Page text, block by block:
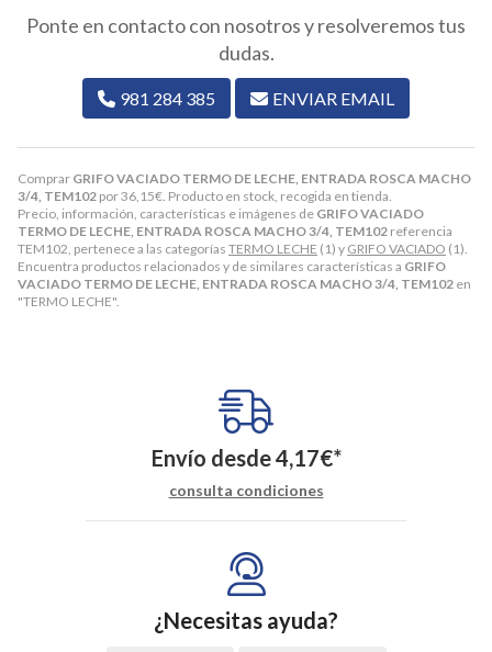
Comprar GRIFO VACIADO TERMO DE LECHE, ENTRADA ROSCA MACHO
3/4, TEM102 por36,15€. Producto en stock, recogida en tienda.
Precio, información, características e imágenes de GRIFO VACIADO
TERMO DE LECHE, ENTRADA ROSCA MACHO 3/4, TEM102 referencia
TEM102, pertenece a las categorías TERMO LECHE (1) y GRIFO VACIADO (1).
Encuentra productos relacionados y de similares características a GRIFO
VACIADO TERMO DE LECHE, ENTRADA ROSCA MACHO 3/4, TEM102 en
"TERMO LECHE".
Ponte en contacto con nosotros y resolveremos tus
dudas.
981 284 385 ENVIAR EMAIL
Envío desde4,17€*
consulta condiciones
¿Necesitas ayuda?